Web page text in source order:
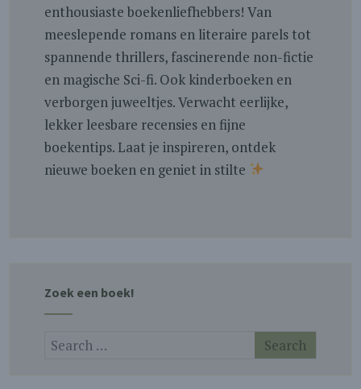
enthousiaste boekenliefhebbers! Van
meeslepende romans en literaire parels tot
spannende thrillers, fascinerende non-fictie
en magische Sci-fi. Ook kinderboeken en
verborgen juweeltjes. Verwacht eerlijke,
lekker leesbare recensies en fijne
boekentips. Laat je inspireren, ontdek
nieuwe boeken en geniet in stilte
Zoek een boek!